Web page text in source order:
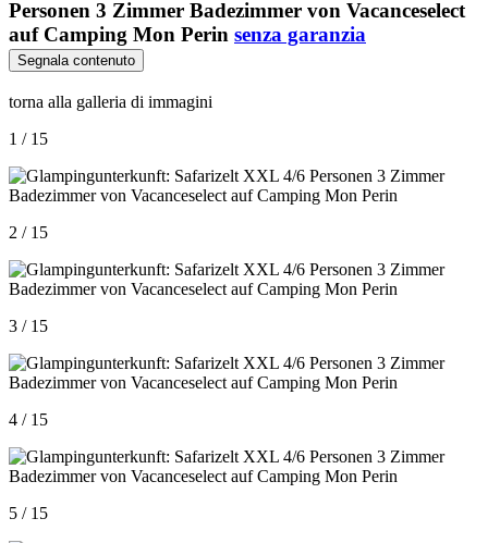
Personen 3 Zimmer Badezimmer von Vacanceselect
auf Camping Mon Perin senza garanzia
Segnala contenuto
torna alla galleria di immagini
1 / 15
2 / 15
3 / 15
4 / 15
5 / 15